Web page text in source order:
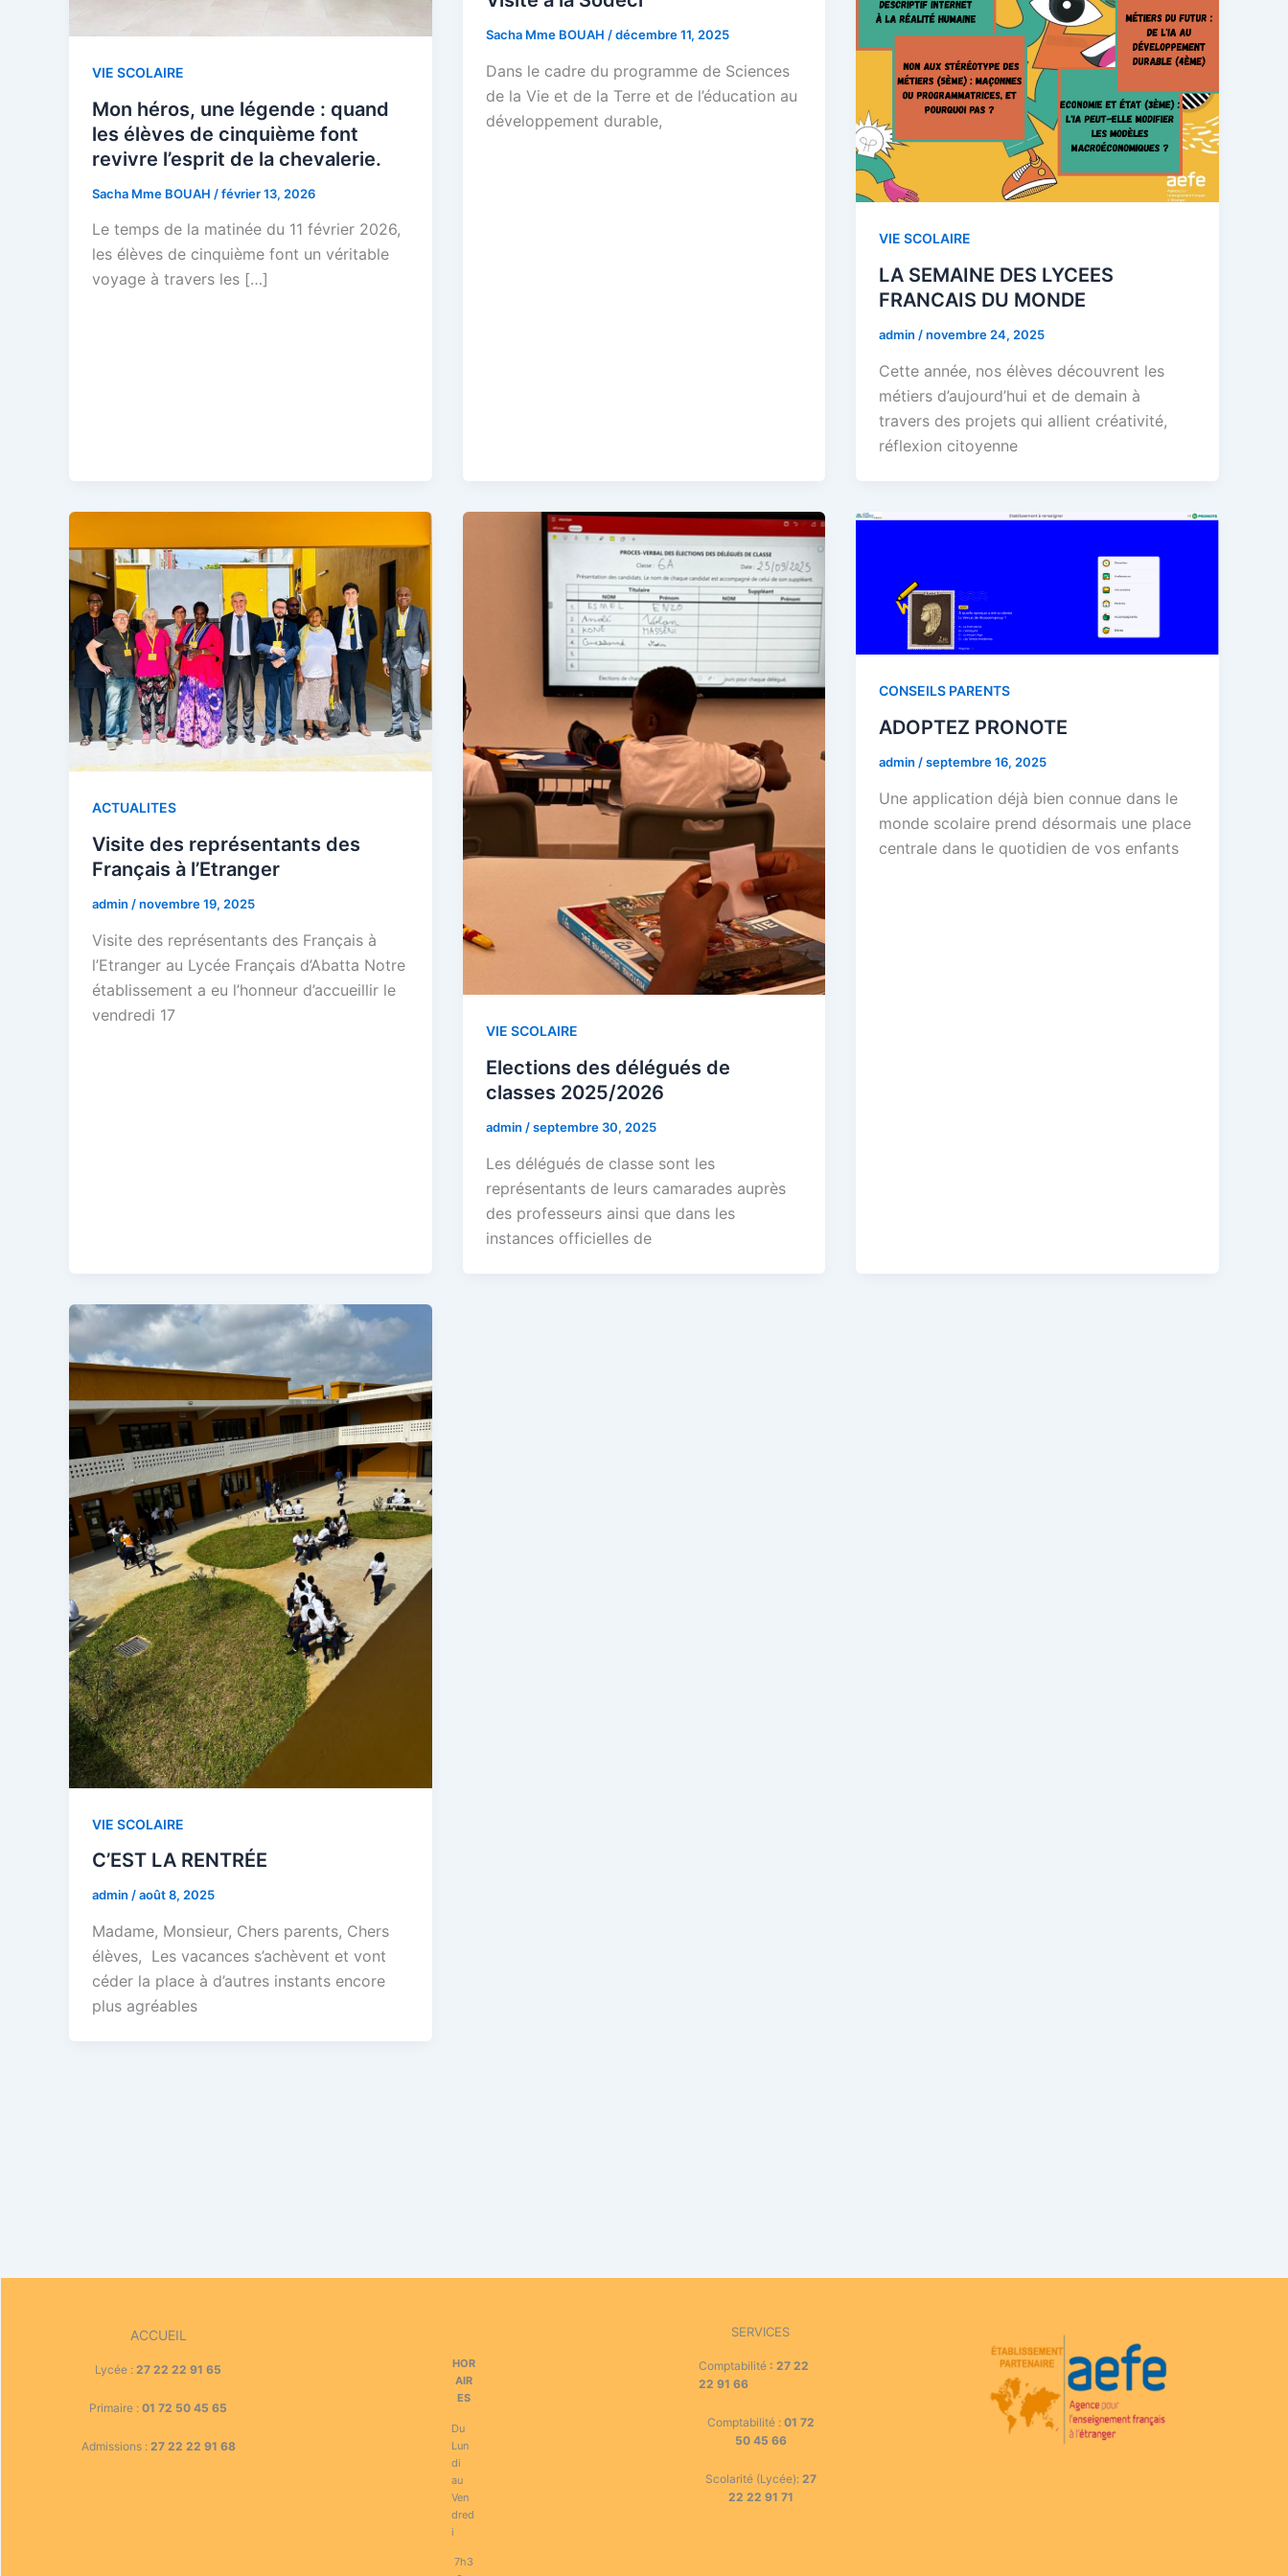
VIE SCOLAIRE
Mon héros, une légende : quand
les élèves de cinquième font
revivre l’esprit de la chevalerie.
Sacha Mme BOUAH /février 13, 2026
Le temps de la matinée du 11 février 2026,
les élèves de cinquième font un véritable
voyage à travers les […]
Sacha Mme BOUAH /décembre 11, 2025
Dans le cadre du programme de Sciences
de la Vie et de la Terre et de l’éducation au
développement durable,
VIE SCOLAIRE
LA SEMAINE DES LYCEES
FRANCAIS DU MONDE
admin /novembre 24, 2025
Cette année, nos élèves découvrent les
métiers d’aujourd’hui et de demain à
travers des projets qui allient créativité,
réflexion citoyenne
ACTUALITES
Visite des représentants des
Français à l’Etranger
admin /novembre 19, 2025
Visite des représentants des Français à
l’Etranger au Lycée Français d’Abatta Notre
établissement a eu l’honneur d’accueillir le
vendredi 17
VIE SCOLAIRE
Elections des délégués de
classes 2025/2026
admin /septembre 30, 2025
Les délégués de classe sont les
représentants de leurs camarades auprès
des professeurs ainsi que dans les
instances officielles de
CONSEILS PARENTS
ADOPTEZ PRONOTE
admin /septembre 16, 2025
Une application déjà bien connue dans le
monde scolaire prend désormais une place
centrale dans le quotidien de vos enfants
VIE SCOLAIRE
C’EST LA RENTRÉE
admin /août 8, 2025
Madame, Monsieur, Chers parents, Chers
élèves, Les vacances s’achèvent et vont
céder la place à d’autres instants encore
plus agréables
ACCUEIL
Lycée :27 22 22 91 65
Primaire : 01 72 50 45 65
Admissions : 27 22 22 91 68
HOR
AIR
ES
Du
Lun
di
au
Ven
dred
i
7h3
SERVICES
Comptabilité: 27 22
22 91 66
Comptabilité : 01 72
50 45 66
Scolarité (Lycée): 27
22 22 91 71